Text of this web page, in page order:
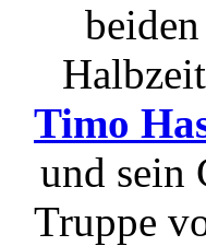
Timo
und sein
Truppe